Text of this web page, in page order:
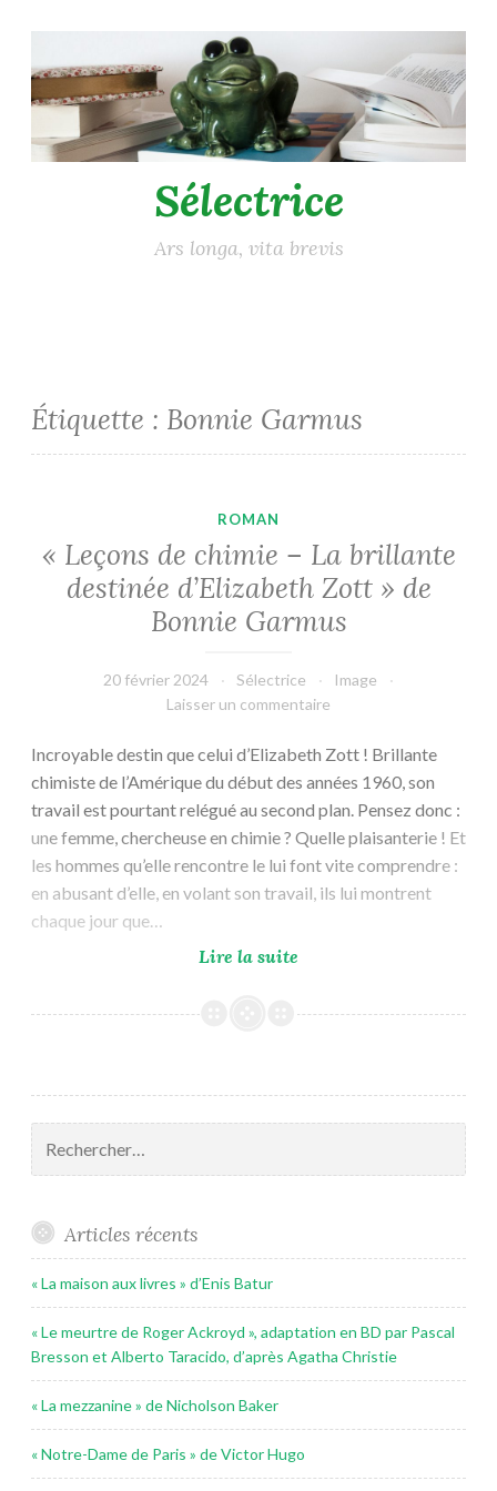
au
contenu
principal
Sélectrice
Ars longa, vita brevis
Étiquette : Bonnie Garmus
ROMAN
« Leçons de chimie – La brillante
destinée d’Elizabeth Zott » de
Bonnie Garmus
20 février 2024 Sélectrice
Image
Laisser un commentaire
Incroyable destin que celui d’Elizabeth Zott ! Brillante
chimiste de l’Amérique du début des années 1960, son
travail est pourtant relégué au second plan. Pensez donc :
une femme, chercheuse en chimie ? Quelle plaisanterie ! Et
les hommes qu’elle rencontre le lui font vite comprendre :
en abusant d’elle, en volant son travail, ils lui montrent
chaque jour que…
Lire la suite
chimie
brillante
destinée
Zott »
Garmus
Articles récents
« La maison aux livres » d’Enis Batur
« Le meurtre de Roger Ackroyd », adaptation en BD par Pascal
Bresson et Alberto Taracido, d’après Agatha Christie
« La mezzanine » de Nicholson Baker
« Notre-Dame de Paris » de Victor Hugo